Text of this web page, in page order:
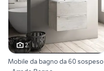
2
Mobile da bagno da 60 sospeso